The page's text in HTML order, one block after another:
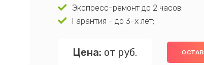
Экспресс-ремонт до 2 часов;
Гарантия - до 3-х лет;
Цена: от руб.